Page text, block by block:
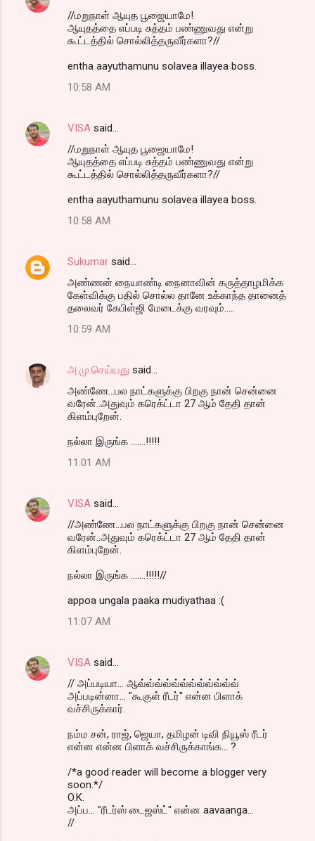
//மறுநாள் ஆயுத பூஜையாமே!
ஆயுதத்தை எப்படி சுத்தம் பண்ணுவது என்று
கூட்டத்தில் சொல்லித்தருவீர்களா?//
entha aayuthamunu solavea illayea boss.
10:58 AM
VISA said…
//மறுநாள் ஆயுத பூஜையாமே!
ஆயுதத்தை எப்படி சுத்தம் பண்ணுவது என்று
கூட்டத்தில் சொல்லித்தருவீர்களா?//
entha aayuthamunu solavea illayea boss.
10:58 AM
Sukumar said…
அண்ணன் நையாண்டி நைனாவின் கருத்தாழமிக்க
கேள்விக்கு பதில் சொல்ல தானே உக்காந்த தானைத்
தலைவர் கேபிள்ஜி மேடைக்கு வரவும்.....
10:59 AM
அ.மு.செய்யது said…
அண்ணே...பல நாட்களுக்கு பிறகு நான் சென்னை
வரேன்..அதுவும் கரெக்ட்டா 27 ஆம் தேதி தான்
கிளம்புறேன்.
நல்லா இருங்க .......!!!!!
11:01 AM
VISA said…
//அண்ணே...பல நாட்களுக்கு பிறகு நான் சென்னை
வரேன்..அதுவும் கரெக்ட்டா 27 ஆம் தேதி தான்
கிளம்புறேன்.
நல்லா இருங்க .......!!!!!//
appoa ungala paaka mudiyathaa :(
11:07 AM
VISA said…
// அப்படியா... ஆவ்வ்வ்வ்வ்வ்வ்வ்வ்வ்வ்வ்
அப்படின்னா... "கூகுள் ரீடர்" என்ன பிளாக்
வச்சிருக்கார்.
நம்ம சன், ராஜ், ஜெயா, தமிழன் டிவி நியூஸ் ரீடர்
என்ன என்ன பிளாக் வச்சிருக்காங்க... ?
/*a good reader will become a blogger very
soon.*/
O.K.
அப்ப... "ரீடர்ஸ் டைஜஸ்ட்" என்ன aavaanga...
//